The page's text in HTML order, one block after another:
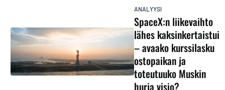
ANALYYSI
SpaceX:n liikevaihto
lähes kaksinkertaistui
– avaako kurssilasku
ostopaikan ja
toteutuuko Muskin
hurja visio?